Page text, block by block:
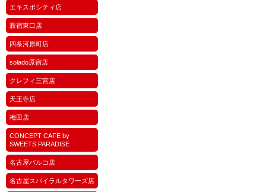
エキスポシティ店
新宿東口店
四条河原町店
solado原宿店
クレフィ三宮店
天王寺店
梅田店
CONCEPT CAFE by
SWEETS PARADISE
名古屋パルコ店
名古屋スパイラルタワーズ店